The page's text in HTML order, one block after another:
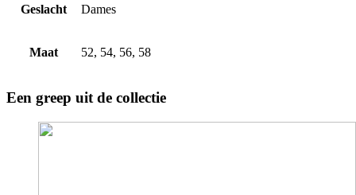
Geslacht Dames
Maat 52, 54, 56, 58
Een greep uit de collectie